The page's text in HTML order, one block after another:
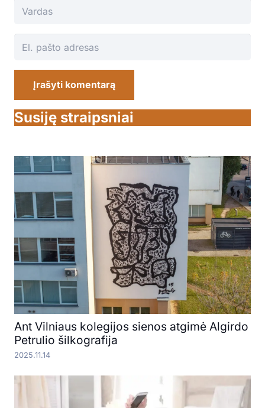
Įrašyti komentarą
Susiję straipsniai
Ant Vilniaus kolegijos sienos atgimė Algirdo
Petrulio šilkografija
2025.11.14